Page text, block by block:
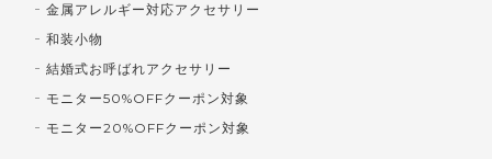
金属アレルギー対応アクセサリー
和装小物
結婚式お呼ばれアクセサリー
モニター50%OFFクーポン対象
モニター20%OFFクーポン対象